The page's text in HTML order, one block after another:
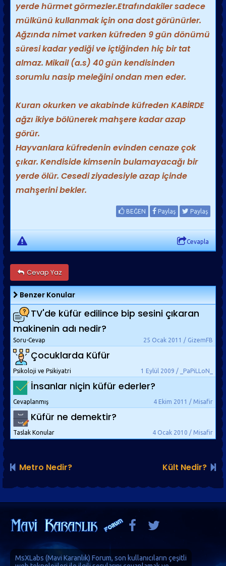
yerde hürmet görmezler.Etrafındakiler sadece
mülkünü kullanmak için ona dost görünürler.
Ağzında nimet varken küfreden 9 gün dönümü
süresi kadar yediği ve içtiğinden hiç bir tat
almaz. Mikail (a.s) 40 gün kendisinden
sorumlu nasip meleğini ondan men eder.
Kuran okurken ve akabinde küfreden KABİRDE
ağzı ikiye bölünerek mahşere kadar azap
görür.
Hayvanlara küfredenin evinden cenaze çok
çıkar. Kendiside kimsenin bulamayacağı bir
yerde ölür. Cesedi ziyadesiyle azap içinde
mahşerini bekler.
BEĞEN Paylaş Paylaş
Cevapla
Cevap Yaz
Benzer Konular
TV'de küfür edilince bip sesini çıkaran
makinenin adı nedir?
25 Ocak 2011 / GizemFB
Soru-Cevap
Çocuklarda Küfür
1 Eylül 2009 / _PaPiLLoN_
Psikoloji ve Psikiyatri
İnsanlar niçin küfür ederler?
4 Ekim 2011 / Misafir
Cevaplanmış
Küfür ne demektir?
4 Ocak 2010 / Misafir
Taslak Konular
Metro Nedir? Kült Nedir?
MsXLabs (Mavi Karanlık) Forum, son kullanıcıların çeşitli